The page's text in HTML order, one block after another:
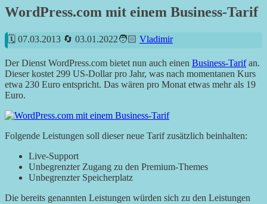
WordPress.com mit einem Business-Tarif
07.03.2013 03.01.2022 Vladimir
Der Dienst WordPress.com bietet nun auch einen Business-Tarifan.
Dieser kostet 299 US-Dollar pro Jahr, was nach momentanen Kurs
etwa 230 Euro entspricht. Das wären pro Monat etwas mehr als 19
Euro.
Folgende Leistungen soll dieser neue Tarif zusätzlich beinhalten:
Live-Support
Unbegrenzter Zugang zu den Premium-Themes
Unbegrenzter Speicherplatz
Die bereits genannten Leistungen würden sich zu den Leistungen